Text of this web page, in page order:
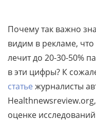
Почему так важно
видим в рекламе,
лечит до 20-30-50%
в эти цифры? К
статье журналисты
оценке